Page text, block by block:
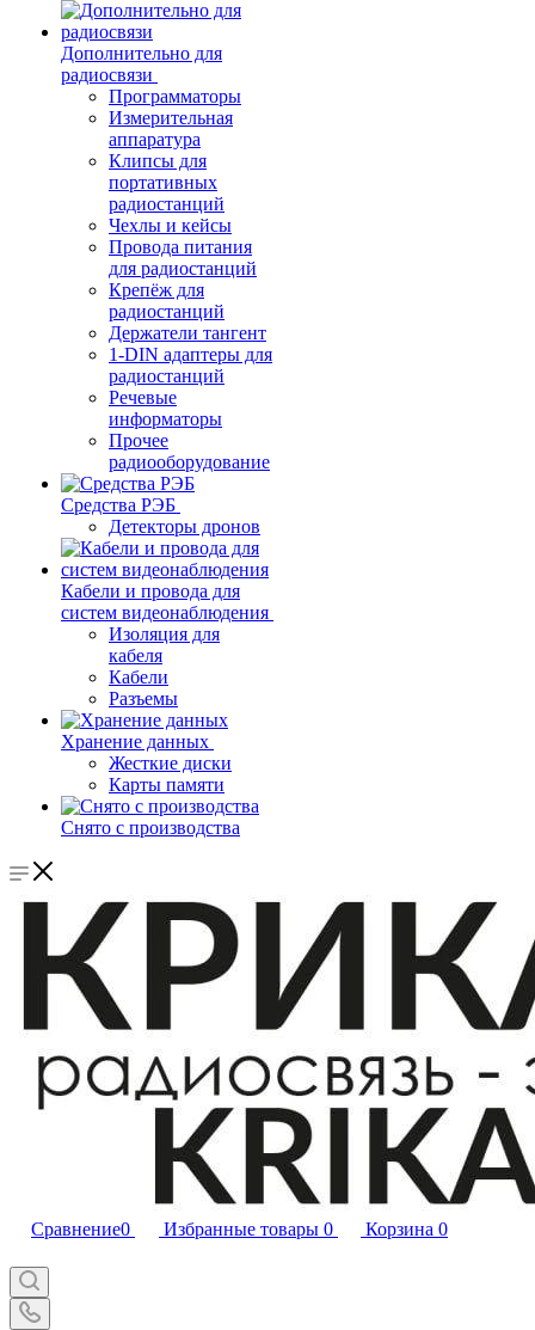
Дополнительно для
радиосвязи
Программаторы
Измерительная
аппаратура
Клипсы для
портативных
радиостанций
Чехлы и кейсы
Провода питания
для радиостанций
Крепёж для
радиостанций
Держатели тангент
1-DIN адаптеры для
радиостанций
Речевые
информаторы
Прочее
радиооборудование
Средства РЭБ
Детекторы дронов
Кабели и провода для
систем видеонаблюдения
Изоляция для
кабеля
Кабели
Разъемы
Хранение данных
Жесткие диски
Карты памяти
Снято с производства
Сравнение0 Избранные товары 0 Корзина 0